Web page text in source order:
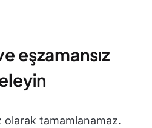
eşzamansız
olarak tamamlanamaz.